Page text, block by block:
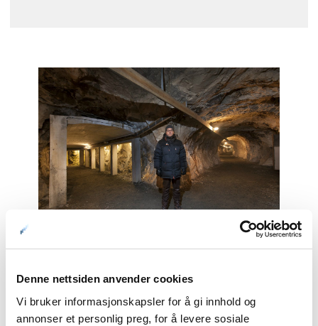
Denne nettsiden anvender cookies
Vi bruker informasjonskapsler for å gi innhold og
annonser et personlig preg, for å levere sosiale